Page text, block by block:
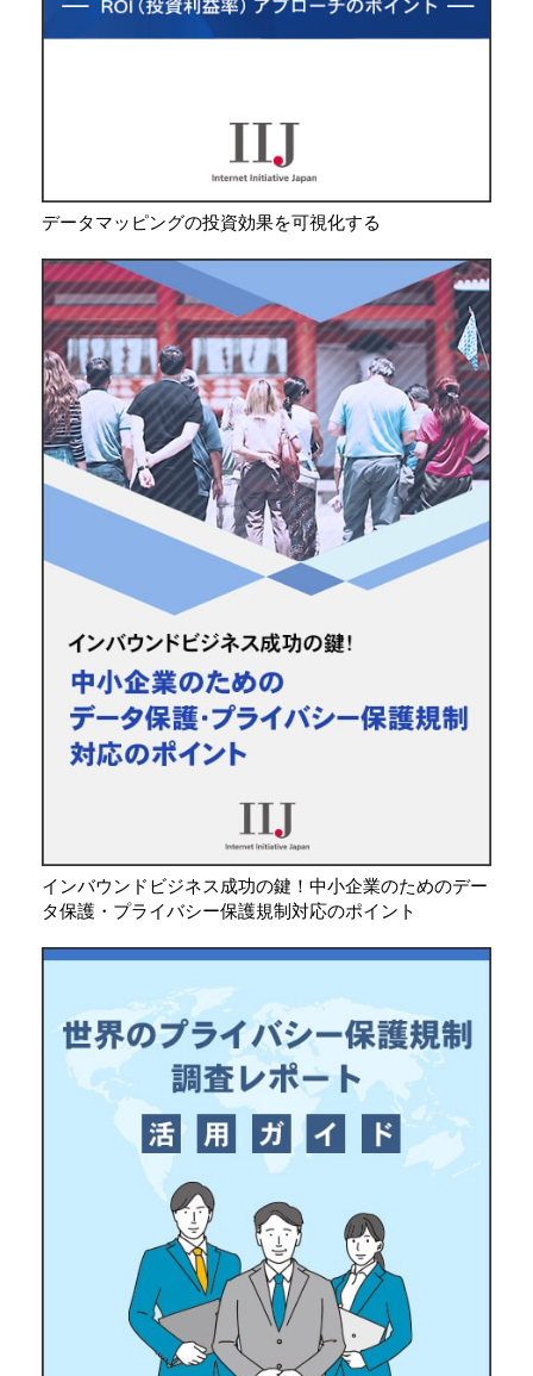
データマッピングの投資効果を可視化する
インバウンドビジネス成功の鍵！中小企業のためのデー
タ保護・プライバシー保護規制対応のポイント